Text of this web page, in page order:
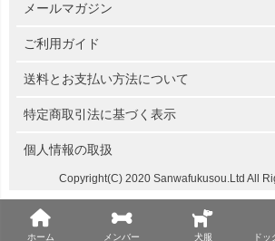
メールマガジン
ご利用ガイド
送料とお支払い方法について
特定商取引法に基づく表示
個人情報の取扱
Copyright(C) 2020 Sanwafukusou.Ltd All
ホーム メンバー 犬服 ドッ